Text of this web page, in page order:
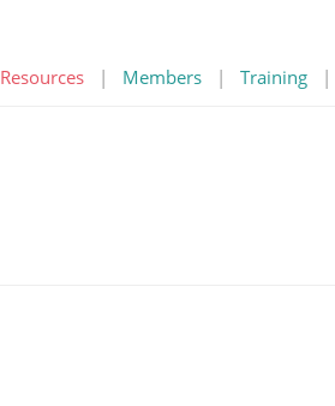
Resources | Members | Training |